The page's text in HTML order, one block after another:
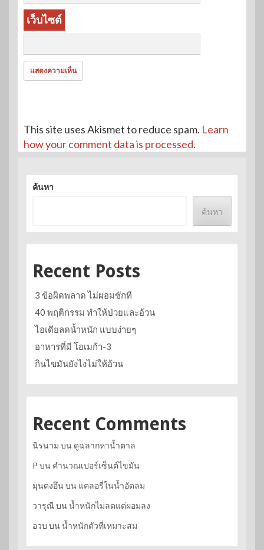
เว็บไซต์
This site uses Akismet to reduce spam. Learn
how your comment data is processed.
ค้นหา
ค้นหา
Recent Posts
3 ข้อผิดพลาด ไม่ผอมซักที
40 พฤติกรรม ทำให้ป่วยและอ้วน
ไอเดียลดน้ำหนัก แบบง่ายๆ
อาหารที่มี โอเมก้า-3
กินไขมันยังไงไม่ให้อ้วน
Recent Comments
นิรนาม บน ดูฉลากหาน้ำตาล
P บน คำนวณเปอร์เซ็นต์ไขมัน
มุนดงอึน บน แคลอรี่ในน้ำอัดลม
วารุณีบน น้ำหนักไม่ลดแต่ผอมลง
อวบ บน น้ำหนักตัวที่เหมาะสม